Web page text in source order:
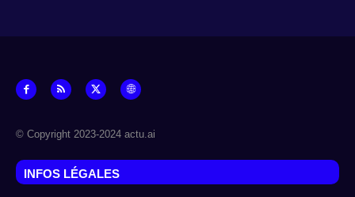
© Copyright 2023-2024 actu.ai
INFOS LÉGALES